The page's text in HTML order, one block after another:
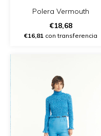
Polera Vermouth
€18,68
€16,81 con transferencia